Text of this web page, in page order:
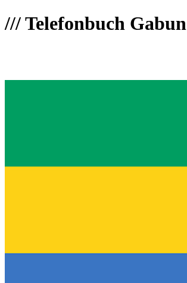
///Telefonbuch Gabun